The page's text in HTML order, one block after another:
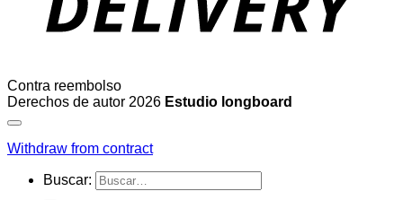
Contra reembolso
Derechos de autor 2026 Estudio longboard
Withdraw from contract
Buscar: